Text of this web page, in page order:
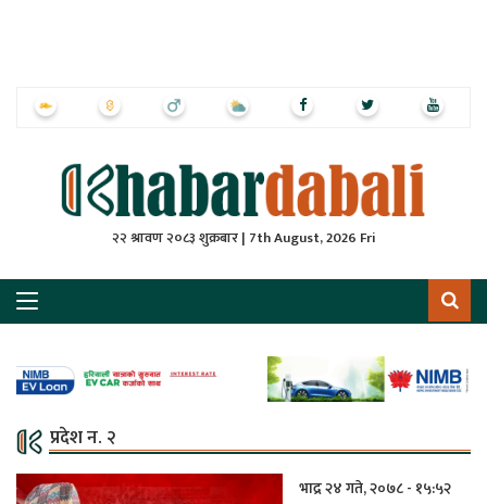
२२ श्रावण २०८३ शुक्रबार | 7th August, 2026 Fri
प्रदेश न. २
भाद्र २४ गते, २०७८ - १५:५२